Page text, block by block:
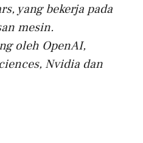
yang bekerja pada
mesin.
oleh OpenAI,
Nvidia dan